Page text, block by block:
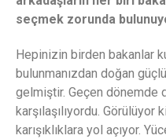
seçmek zorunda
Hepinizin birden bakanlar
bulunmanızdan doğan
gelmiştir. Geçen dönemde
karşılaşılıyordu.
karışıklıklara yol açıyor.